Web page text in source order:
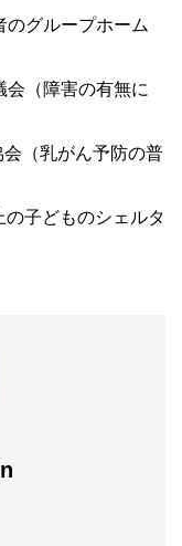
のグループホーム
会（障害の有無に
会（乳がん予防の普
の子どものシェルタ